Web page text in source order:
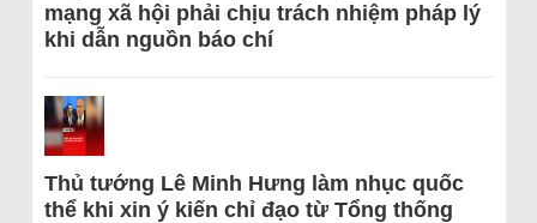
mạng xã hội phải chịu trách nhiệm pháp lý
khi dẫn nguồn báo chí
Thủ tướng Lê Minh Hưng làm nhục quốc
thể khi xin ý kiến chỉ đạo từ Tổng thống